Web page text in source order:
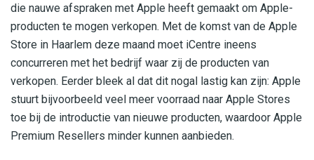
die nauwe afspraken met Apple heeft gemaakt om Apple-
producten te mogen verkopen. Met de komst van de Apple
Store in Haarlem deze maand moet iCentre ineens
concurreren met het bedrijf waar zij de producten van
verkopen. Eerder bleek al dat dit nogal lastig kan zijn: Apple
stuurt bijvoorbeeld veel meer voorraad naar Apple Stores
toe bij de introductie van nieuwe producten, waardoor Apple
Premium Resellers minder kunnen aanbieden.